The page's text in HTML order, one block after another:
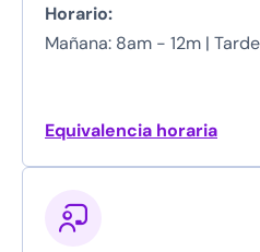
Horario:
Mañana: 8am - 12m |
Equivalencia horaria